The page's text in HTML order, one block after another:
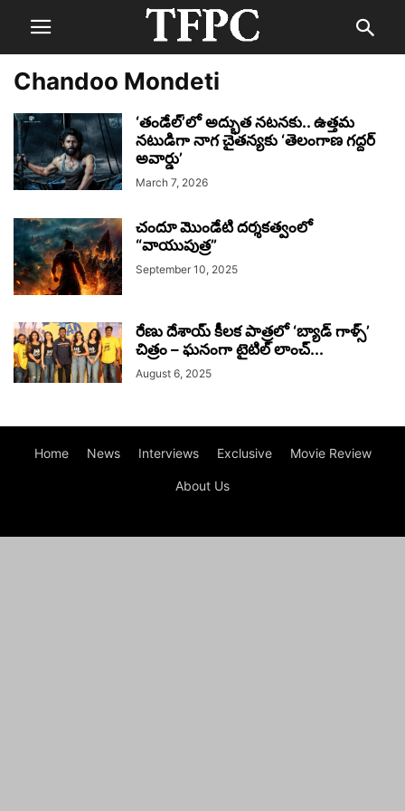
Chandoo Mondeti
‘తండేల్’లో అద్భుత నటనకు.. ఉత్తమ
నటుడిగా నాగ చైతన్యకు ‘తెలంగాణ గద్దర్
అవార్డు’
March 7, 2026
చందూ మొండేటి దర్శకత్వంలో
“వాయుపుత్ర”
September 10, 2025
రేణు దేశాయ్ కీలక పాత్రలో ‘బ్యాడ్ గాళ్స్’
చిత్రం – ఘనంగా టైటిల్ లాంచ్...
August 6, 2025
Home News Interviews Exclusive Movie Review
About Us